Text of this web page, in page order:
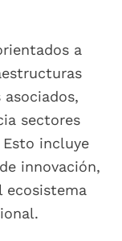
a
sectores
incluye
innovación,
ecosistema